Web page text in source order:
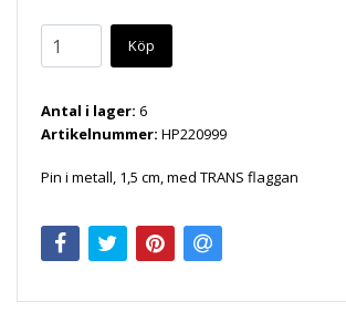
Köp
Antal i lager: 6
Artikelnummer: HP220999
Pin i metall, 1,5 cm, med TRANS flaggan